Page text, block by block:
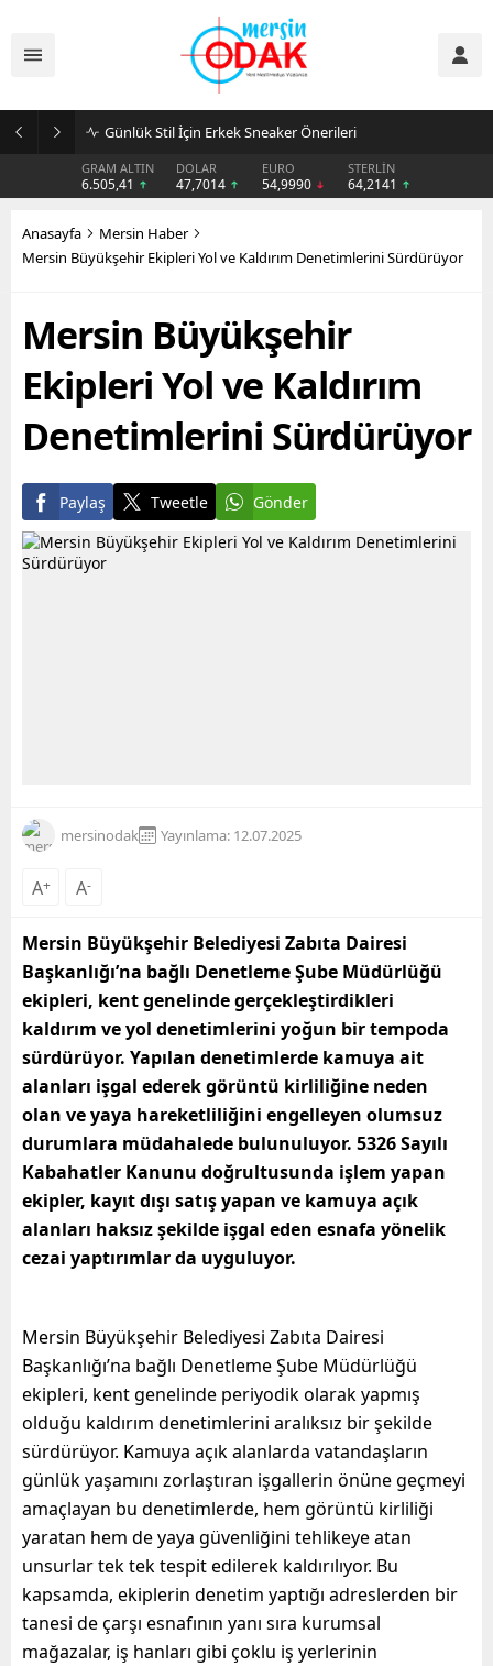
Günlük Stil İçin Erkek Sneaker Önerileri
GRAM ALTIN
6.505,41
DOLAR
47,7014
EURO
54,9990
STERLİN
64,2141
Anasayfa
Mersin Haber
Mersin Büyükşehir Ekipleri Yol ve Kaldırım Denetimlerini Sürdürüyor
Mersin Büyükşehir
Ekipleri Yol ve Kaldırım
Denetimlerini Sürdürüyor
Paylaş Tweetle Gönder
mersinodak Yayınlama: 12.07.2025
A+ A-
Mersin Büyükşehir Belediyesi Zabıta Dairesi
Başkanlığı’na bağlı Denetleme Şube Müdürlüğü
ekipleri, kent genelinde gerçekleştirdikleri
kaldırım ve yol denetimlerini yoğun bir tempoda
sürdürüyor. Yapılan denetimlerde kamuya ait
alanları işgal ederek görüntü kirliliğine neden
olan ve yaya hareketliliğini engelleyen olumsuz
durumlara müdahalede bulunuluyor. 5326 Sayılı
Kabahatler Kanunu doğrultusunda işlem yapan
ekipler, kayıt dışı satış yapan ve kamuya açık
alanları haksız şekilde işgal eden esnafa yönelik
cezai yaptırımlar da uyguluyor.
Mersin Büyükşehir Belediyesi Zabıta Dairesi
Başkanlığı’na bağlı Denetleme Şube Müdürlüğü
ekipleri, kent genelinde periyodik olarak yapmış
olduğu kaldırım denetimlerini aralıksız bir şekilde
sürdürüyor. Kamuya açık alanlarda vatandaşların
günlük yaşamını zorlaştıran işgallerin önüne geçmeyi
amaçlayan bu denetimlerde, hem görüntü kirliliği
yaratan hem de yaya güvenliğini tehlikeye atan
unsurlar tek tek tespit edilerek kaldırılıyor. Bu
kapsamda, ekiplerin denetim yaptığı adreslerden bir
tanesi de çarşı esnafının yanı sıra kurumsal
mağazalar, iş hanları gibi çoklu iş yerlerinin